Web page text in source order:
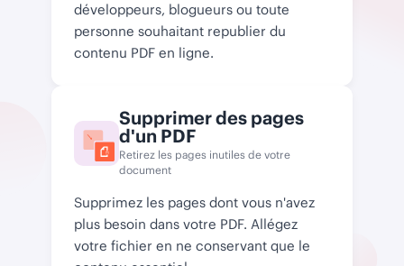
développeurs, blogueurs ou toute
personne souhaitant republier du
contenu PDF en ligne.
Supprimer des pages
d'un PDF
Retirez les pages inutiles de votre
document
Supprimez les pages dont vous n'avez
plus besoin dans votre PDF. Allégez
votre fichier en ne conservant que le